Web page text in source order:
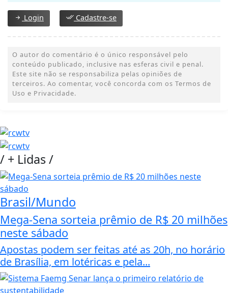
Login Cadastre-se
O autor do comentário é o único responsável pelo
conteúdo publicado, inclusive nas esferas civil e penal.
Este site não se responsabiliza pelas opiniões de
terceiros. Ao comentar, você concorda com os Termos de
Uso e Privacidade.
/ + Lidas/
Brasil/Mundo
Mega-Sena sorteia prêmio de R$ 20 milhões
neste sábado
Apostas podem ser feitas até as 20h, no horário
de Brasília, em lotéricas e pela...